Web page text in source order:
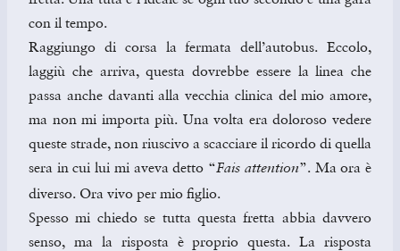
con il tempo.
Raggiungo di corsa la fermata dell’autobus. Eccolo,
laggiù che arriva, questa dovrebbe essere la linea che
passa anche davanti alla vecchia clinica del mio amore,
ma non mi importa più. Una volta era doloroso vedere
queste strade, non riuscivo a scacciare il ricordo di quella
sera in cui lui mi aveva detto “Fais attention”. Ma ora è
diverso. Ora vivo per mio figlio.
Spesso mi chiedo se tutta questa fretta abbia davvero
senso, ma la risposta è proprio questa. La risposta